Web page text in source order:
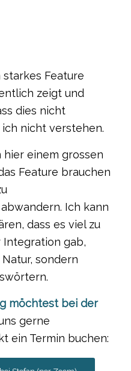
Feature
zeigt und
dies nicht
nicht verstehen.
einem grossen
Feature brauchen
Ich kann
dass es viel zu
gab,
sondern
möchtest bei der
gerne
ein Termin buchen: